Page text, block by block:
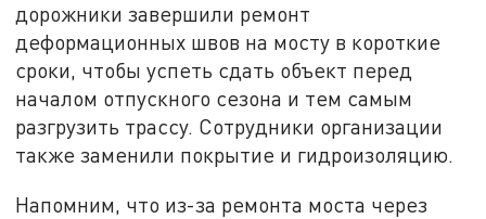
дорожники завершили ремонт
деформационных швов на мосту в короткие
сроки, чтобы успеть сдать объект перед
началом отпускного сезона и тем самым
разгрузить трассу. Сотрудники организации
также заменили покрытие и гидроизоляцию.
Напомним, что из-за ремонта моста через